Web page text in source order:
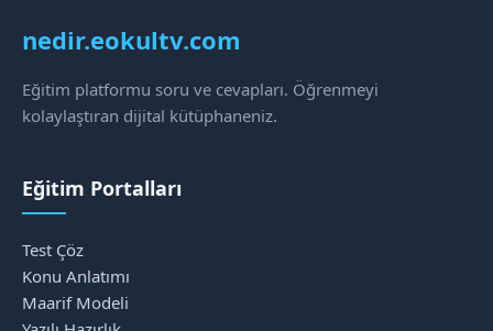
nedir.eokultv.com
Eğitim platformu soru ve cevapları. Öğrenmeyi
kolaylaştıran dijital kütüphaneniz.
Eğitim Portalları
Test Çöz
Konu Anlatımı
Maarif Modeli